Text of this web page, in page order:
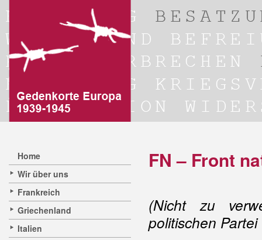
Home
Wir über uns
Frankreich
Griechenland
Italien
FN – Front
(Nicht zu
politischen Partei